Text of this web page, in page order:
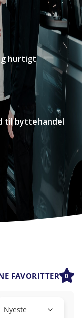
hurtigt
til byttehandel
FAVORITTER 0